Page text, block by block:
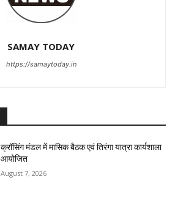
SAMAY TODAY
https://samaytoday.in
क्रॉसिंग मंडल में मासिक बैठक एवं तिरंगा यात्रा कार्यशाला
आयोजित
August 7, 2026